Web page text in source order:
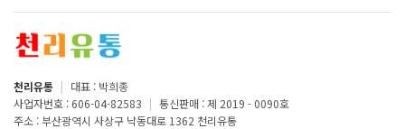
천리유통 | 대표 : 박희종
사업자번호 : 606-04-82583 | 통신판매 : 제 2019 - 0090호
주소 : 부산광역시 사상구 낙동대로 1362 천리유통